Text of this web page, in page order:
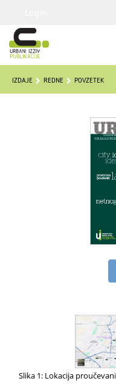
IZDAJE REDNE POVZETEK
Slika 1: Lokacija